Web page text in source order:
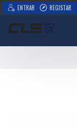
ENTRAR REGISTAR